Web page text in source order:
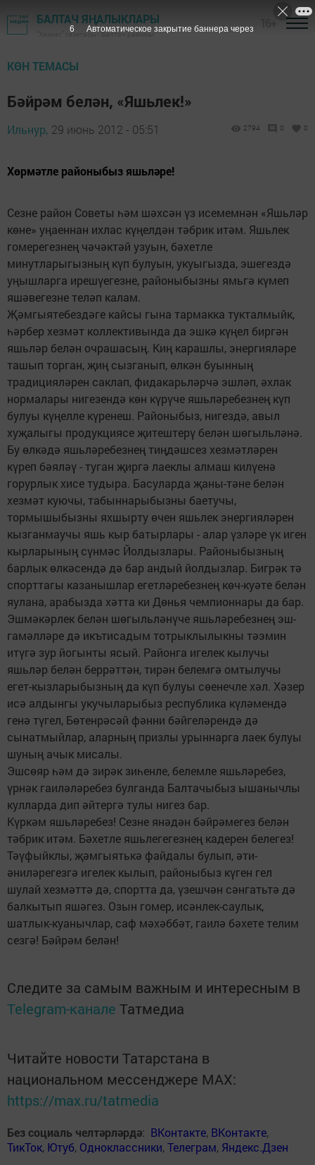
БАЛТАЧ ЯҢАЛЫКЛАРЫ
"Хезмәт" газетасы - Балтач районы
КӨН ТЕМАСЫ
Бәйрәм белән, «Яшьлек!»
Ильнур, 29 июнь 2012 - 05:51 2794 0 0
Хөрмәтле районыбыз яшьләре!
Сезне район Советы һәм шәхсән үз исемемнән «Яшьләр
көне» уңаеннан ихлас күңелдән тәбрик итәм. Яшьлек
гомерегезнең чәчәктәй узуын, бәхетле
минутларыгызның күп булуын, укуыгызда, эшегездә
уңышларга ирешүегезне, районыбызны ямьгә күмеп
яшәвегезне теләп калам.
Җәмгыятебездәге кайсы гына тармакка тукталмыйк,
һәрбер хезмәт коллективында да эшкә күңел биргән
яшьләр белән очрашасың. Киң карашлы, энергияләре
ташып торган, җиң сызганып, өлкән буынның
традицияләрен саклап, фидакарьләрчә эшләп, әхлак
нормалары нигезендә көн күрүче яшьләребезнең күп
булуы күңелле күренеш. Районыбыз, нигездә, авыл
хуҗалыгы продукциясе җитештерү белән шөгыльләнә.
Бу өлкәдә яшьләребезнең тиңдәшсез хезмәтләрен
күреп бәяләү - туган җиргә лаеклы алмаш килүенә
горурлык хисе тудыра. Басуларда җаны-тәне белән
хезмәт куючы, табыннарыбызны баетучы,
тормышыбызны яхшырту өчен яшьлек энергияләрен
кызганмаучы яшь кыр батырлары - алар үзләре үк иген
кырларының сүнмәс Йолдызлары. Районыбызның
барлык өлкәсендә дә бар андый йолдызлар. Бигрәк тә
спорттагы казанышлар егетләребезнең көч-куәте белән
яулана, арабызда хәтта ки Дөнья чемпионнары да бар.
Эшмәкәрлек белән шөгыльләнүче яшьләребезнең эш-
гамәлләре дә икътисадым тотрыклылыкны тәэмин
итүгә зур йогынты ясый. Районга игелек кылучы
яшьләр белән беррәттән, тирән белемгә омтылучы
егет-кызларыбызның да күп булуы сөенечле хәл. Хәзер
исә алдынгы укучыларыбыз республика күләмендә
генә түгел, Бөтенрәсәй фәнни бәйгеләрендә дә
сынатмыйлар, аларның призлы урыннарга лаек булуы
шуның ачык мисалы.
Эшсөяр һәм дә зирәк зиһенле, белемле яшьләребез,
үрнәк гаиләләребез булганда Балтачыбыз ышанычлы
кулларда дип әйтергә тулы нигез бар.
Күркәм яшьләребез! Сезне янәдән бәйрәмегез белән
тәбрик итәм. Бәхетле яшьлегегезнең кадерен белегез!
Тәүфыйклы, җәмгыятькә файдалы булып, әти-
әниләрегезгә игелек кылып, районыбыз күген гел
шулай хезмәттә дә, спортта да, үзешчән сәнгатьтә дә
балкытып яшәгез. Озын гомер, исәнлек-саулык,
шатлык-куанычлар, саф мәхәббәт, гаилә бәхете телим
сезгә! Бәйрәм белән!
Следите за самым важным и интересным в
Telegram-канале Татмедиа
Читайте новости Татарстана в
национальном мессенджере MАХ:
https://max.ru/tatmedia
Без социаль челтәрләрдә: ВКонтакте, ВКонтакте,
ТикТок, Ютуб, Одноклассники,Телеграм, Яндекс.Дзен
5 Автоматическое закрытие баннера через